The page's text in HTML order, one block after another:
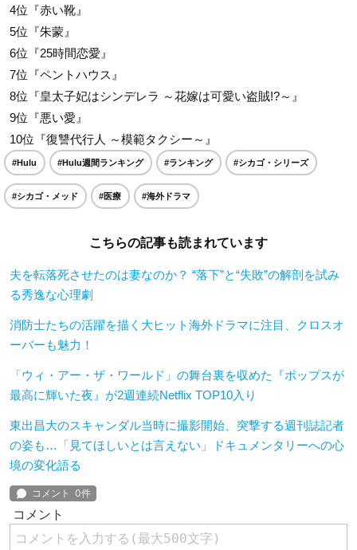
4位『赤い靴』
5位『朱蒙』
6位『25時間恋愛』
7位『ペントハウス』
8位『皇太子妃はシンデレラ ～花嫁は可愛い盗賊!?～』
9位『悪い愛』
10位『復讐代行人 ～模範タクシー～』
#Hulu #Hulu週間ランキング #ランキング #シカゴ・シリーズ
#シカゴ・メッド #医療 #海外ドラマ
こちらの記事も読まれています
夫を転落死させたのは妻なのか？ “落下”と“失敗”の解剖を試み
る秀逸な心理劇
消防士たちの活躍を描く大ヒット海外ドラマに注目、クロスオ
ーバーも魅力！
「ウィ・アー・ザ・ワールド」の舞台裏を収めた『ポップスが
最高に輝いた夜』が2週連続Netflix TOP10入り
東出昌大のスキャンダル当時に撮影開始、突撃する週刊誌記者
の姿も…「見てほしいとは言えない」ドキュメンタリーへの心
境の変化語る